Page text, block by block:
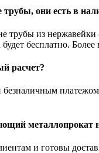
они есть в
трубы из
будет бесплатно.
расчет?
металлопрокат
и готовы